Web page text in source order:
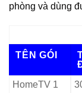
phòng và dùng
TÊN GÓI
HomeTV 1